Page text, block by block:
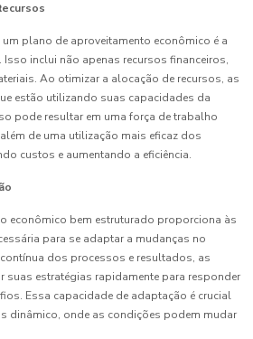
plano de aproveitamento econômico é a
Isso inclui não apenas recursos financeiros,
Ao otimizar a alocação de recursos, as
estão utilizando suas capacidades da
pode resultar em uma força de trabalho
de uma utilização mais eficaz dos
custos e aumentando a eficiência.
econômico bem estruturado proporciona às
para se adaptar a mudanças no
dos processos e resultados, as
suas estratégias rapidamente para responder
Essa capacidade de adaptação é crucial
dinâmico, onde as condições podem mudar